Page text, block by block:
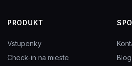
PRODUKT
Vstupenky
Check-in na mieste
Blog